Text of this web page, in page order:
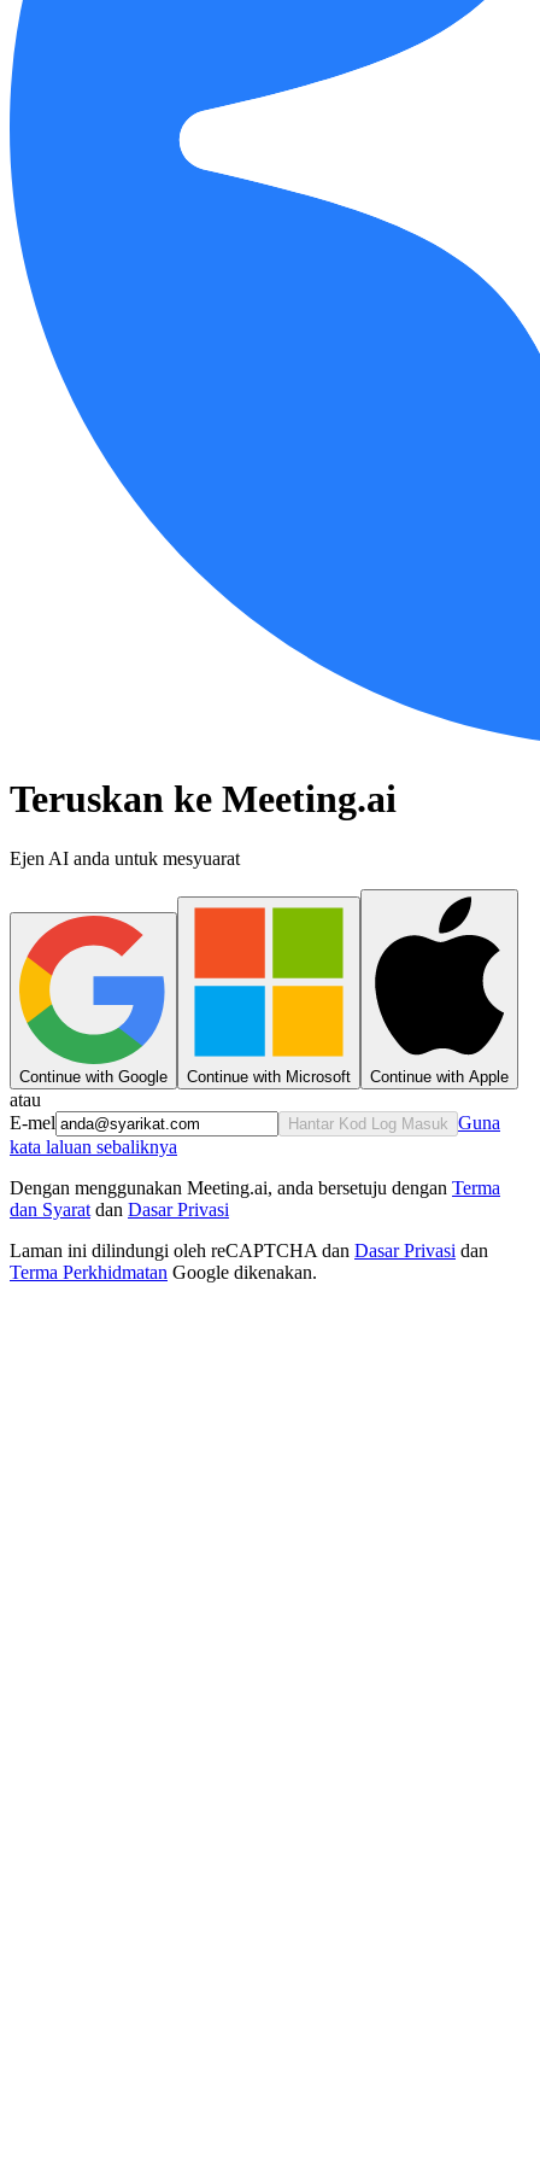
Teruskan ke Meeting.ai
Ejen AI anda untuk mesyuarat
Continue with Google Continue with Microsoft Continue with Apple
atau
E-mel
Hantar Kod Log Masuk Guna
kata laluan sebaliknya
Dengan menggunakan Meeting.ai, anda bersetuju dengan Terma
dan Syarat dan Dasar Privasi
Laman ini dilindungi oleh reCAPTCHA dan Dasar Privasi dan
Terma Perkhidmatan Google dikenakan.